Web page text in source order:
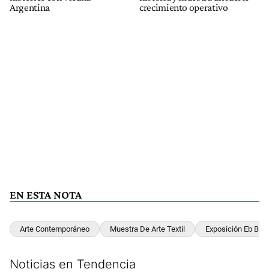
Argentina
crecimiento operativo
EN ESTA NOTA
Arte Contemporáneo Muestra De Arte Textil Exposición Eb
Noticias en Tendencia